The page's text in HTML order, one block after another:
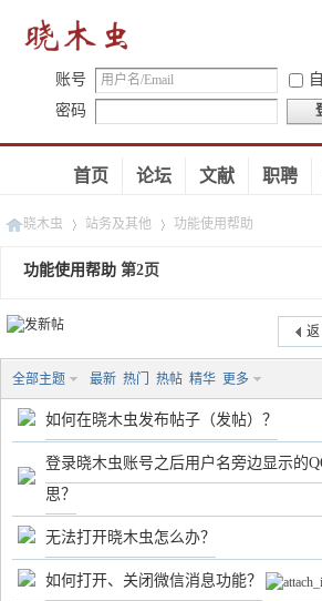
账号
密码
首页 论坛 文献 职聘
晓木虫
›
站务及其他 功能使用帮助
功能使用帮助 第2页
返
全部主题 最新 热门 热帖 精华 更多
如何在晓木虫发布帖子（发帖）？
登录晓木虫账号之后用户名旁边显示的
思？
无法打开晓木虫怎么办？
如何打开、关闭微信消息功能？